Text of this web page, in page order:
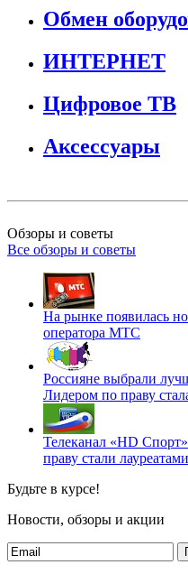
Обмен
ИНТЕРНЕТ
Цифровое ТВ
Аксессуары
Обзоры и советы
Все обзоры и советы
На рынке появилась
оператора МТС
Россияне выбрали
Лидером по праву
Телеканал «HD
праву стали лауреатами
Будьте в курсе!
Новости, обзоры и акции